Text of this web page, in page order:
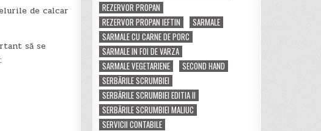
de calcar
să se
REZERVOR PROPAN
REZERVOR PROPAN IEFTIN
SARMALE
SARMALE CU CARNE DE PORC
SARMALE IN FOI DE VARZA
SARMALE VEGETARIENE
SECOND HAND
SERBĂRILE SCRUMBIEI
SERBĂRILE SCRUMBIEI EDITIA II
SERBĂRILE SCRUMBIEI MALIUC
SERVICII CONTABILE